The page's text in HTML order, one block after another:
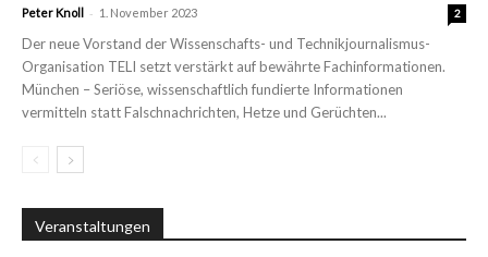
Peter Knoll - 1. November 2023 2
Der neue Vorstand der Wissenschafts- und Technikjournalismus-
Organisation TELI setzt verstärkt auf bewährte Fachinformationen.
München – Seriöse, wissenschaftlich fundierte Informationen
vermitteln statt Falschnachrichten, Hetze und Gerüchten...
Veranstaltungen